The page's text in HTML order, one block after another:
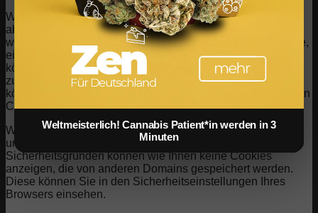
Wir respektieren es voll und ganz, wenn Sie Cookies
ablehnen möchten. Um zu vermeiden, dass Sie immer
wieder nach Cookies gefragt werden, erlauben Sie uns bitte,
einen Cookie für Ihre Einstellungen zu speichern. Sie
können sich jederzeit abmelden oder andere Cookies
zulassen, um unsere Dienste vollumfänglich nutzen zu
können. Wenn Sie Cookies ablehnen, werden alle gesetzten
Cookies auf unserer Domain entfernt.
Wir stellen Ihnen eine Liste der von Ihrem Computer auf
unserer Domain gespeicherten Cookies zur Verfügung. Aus
Sicherheitsgründen können wie Ihnen keine Cookies
anzeigen, die von anderen Domains gespeichert werden.
Diese können Sie in den Sicherheitseinstellungen Ihres
Browsers einsehen.
Weltmeisterlich! Cannabis Patient*in werden in 3
Minuten